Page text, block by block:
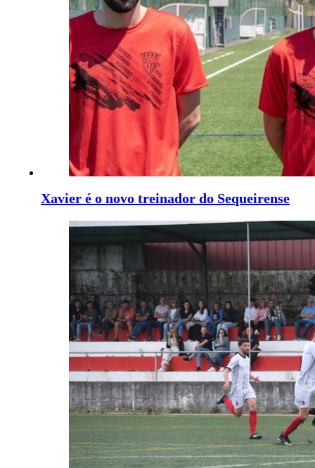
Xavier é o novo treinador do Sequeirense